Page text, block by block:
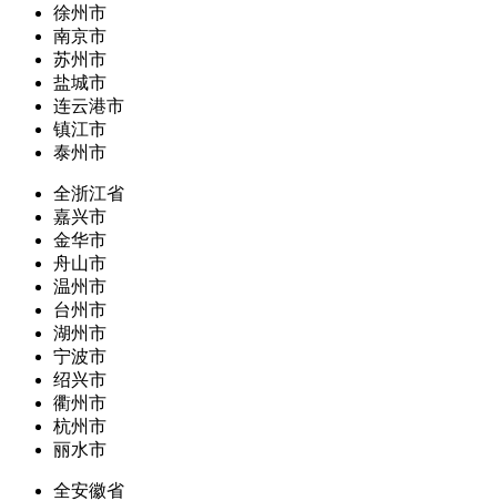
徐州市
南京市
苏州市
盐城市
连云港市
镇江市
泰州市
全浙江省
嘉兴市
金华市
舟山市
温州市
台州市
湖州市
宁波市
绍兴市
衢州市
杭州市
丽水市
全安徽省